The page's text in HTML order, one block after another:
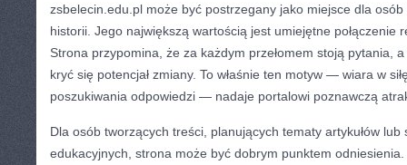
zsbelecin.edu.pl może być postrzegany jako miejsce dla
historii. Jego największą wartością jest umiejętne połączenie
Strona przypomina, że za każdym przełomem stoją pytania,
kryć się potencjał zmiany. To właśnie ten motyw — wiara w
poszukiwania odpowiedzi — nadaje portalowi poznawczą
Dla osób tworzących treści, planujących tematy artykułów lub
edukacyjnych, strona może być dobrym punktem